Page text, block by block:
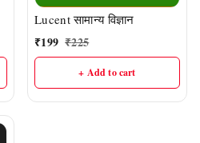
Lucent सामान्य विज्ञान
₹199 ₹225
+ Add to cart